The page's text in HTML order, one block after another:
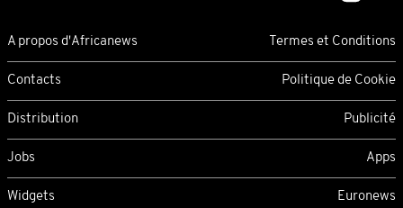
A propos d'Africanews Termes et Conditions
Contacts Politique de Cookie
Distribution Publicité
Jobs Apps
Widgets Euronews